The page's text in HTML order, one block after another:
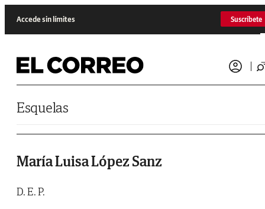
Accede sin límites Suscríbete
Esquelas
María Luisa López Sanz
D. E. P.